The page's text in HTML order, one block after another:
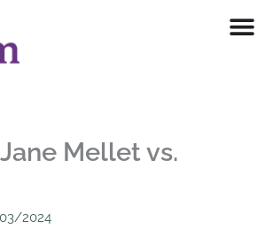
Mellet vs.
2024